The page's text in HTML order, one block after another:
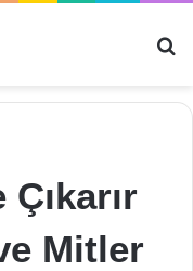
Mitler